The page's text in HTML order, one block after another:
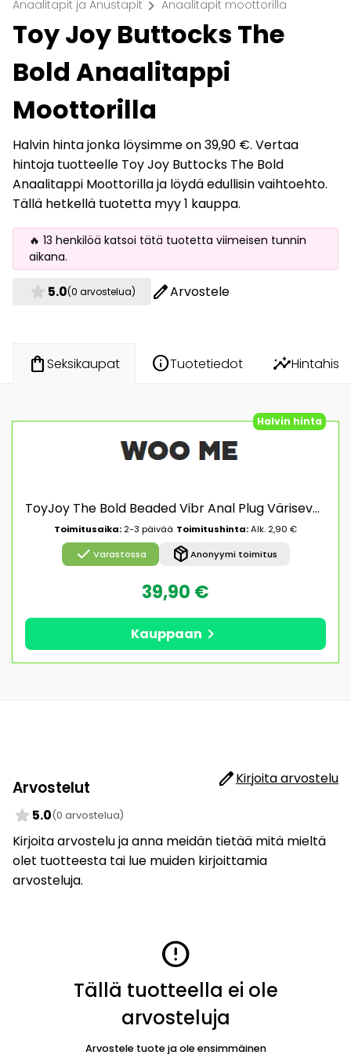
Anaalitapit ja Anustapit chevron_right Anaalitapit moottorilla
Toy Joy Buttocks The
Bold Anaalitappi
Moottorilla
Halvin hinta jonka löysimme on 39,90 €. Vertaa
hintoja tuotteelle Toy Joy Buttocks The Bold
Anaalitappi Moottorilla ja löydä edullisin vaihtoehto.
Tällä hetkellä tuotetta myy 1 kauppa.
🔥 13 henkilöä katsoi tätä tuotetta viimeisen tunnin
aikana.
star 5.0(0 arvostelua) editArvostele
shopping_bagSeksikaupat infoTuotetiedot insights
Halvin hinta
ToyJoy The Bold Beaded Vibr Anal Plug Värisevä anaalitappi
Toimitusaika: 2-3 päivää Toimitushinta:Alk. 2,90 €
check Varastossa package_2Anonyymi toimitus
39,90 €
Kauppaan chevron_right
Arvostelut editKirjoita arvostelu
star 5.0(0 arvostelua)
Kirjoita arvostelu ja anna meidän tietää mitä mieltä
olet tuotteesta tai lue muiden kirjoittamia
arvosteluja.
error
Tällä tuotteella ei ole
arvosteluja
Arvostele tuote ja ole ensimmäinen